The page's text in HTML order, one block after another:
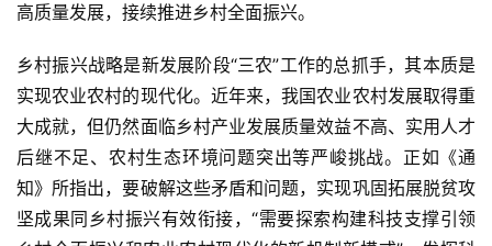
高质量发展，接续推进乡村全面振兴。
乡村振兴战略是新发展阶段“三农”工作的总抓手，其本质是
实现农业农村的现代化。近年来，我国农业农村发展取得重
大成就，但仍然面临乡村产业发展质量效益不高、实用人才
后继不足、农村生态环境问题突出等严峻挑战。正如《通
知》所指出，要破解这些矛盾和问题，实现巩固拓展脱贫攻
坚成果同乡村振兴有效衔接，“需要探索构建科技支撑引领